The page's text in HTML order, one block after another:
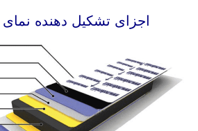
اجزای تشکیل دهنده